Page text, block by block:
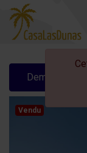
Demander
Vendu